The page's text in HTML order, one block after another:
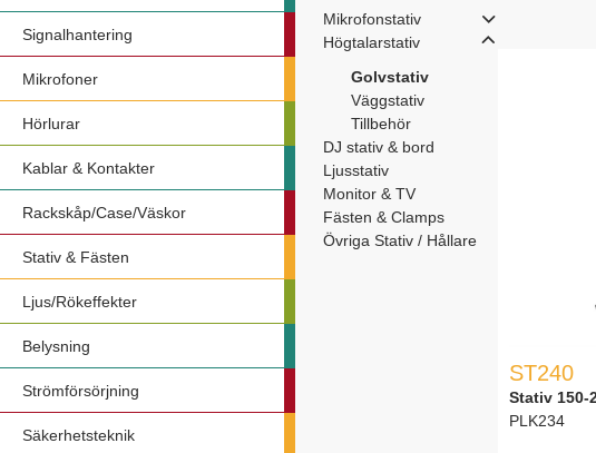
Signalhantering
Mikrofoner
Hörlurar
Kablar & Kontakter
Rackskåp/Case/Väskor
Stativ & Fästen
Ljus/Rökeffekter
Belysning
Strömförsörjning
Säkerhetsteknik
Mikrofonstativ
Högtalarstativ
Golvstativ
Väggstativ
Tillbehör
DJ stativ & bord
Ljusstativ
Monitor & TV
Fästen & Clamps
Övriga Stativ / Hållare
ST240
Stativ 150-
PLK234